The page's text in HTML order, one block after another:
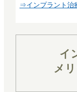
⇒インプラント治
イ
メ